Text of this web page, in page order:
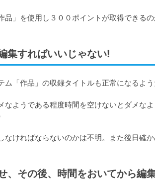
集すればいいじゃない!
ム「作品」の収録タイトルも正常になるよう
ようである程度時間を空けないとダメなよ
ければならないのかは不明。また後日確か
、その後、時間をおいてから編